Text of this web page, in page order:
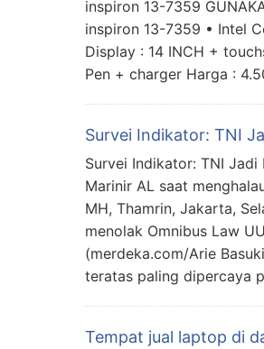
inspiron 13-7359
inspiron 13-7359 • Intel
Display : 14 INCH +
Pen + charger Harga :
Survei Indikator: TNI
Survei Indikator: TNI
Marinir AL saat
MH, Thamrin, Jakarta,
menolak Omnibus Law
(merdeka.com/Arie
teratas paling dipercaya
Tempat jual laptop di